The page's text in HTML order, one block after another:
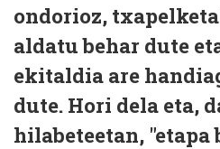
ondorioz,
aldatu behar dute
ekitaldia are
dute. Hori dela eta,
hilabeteetan,